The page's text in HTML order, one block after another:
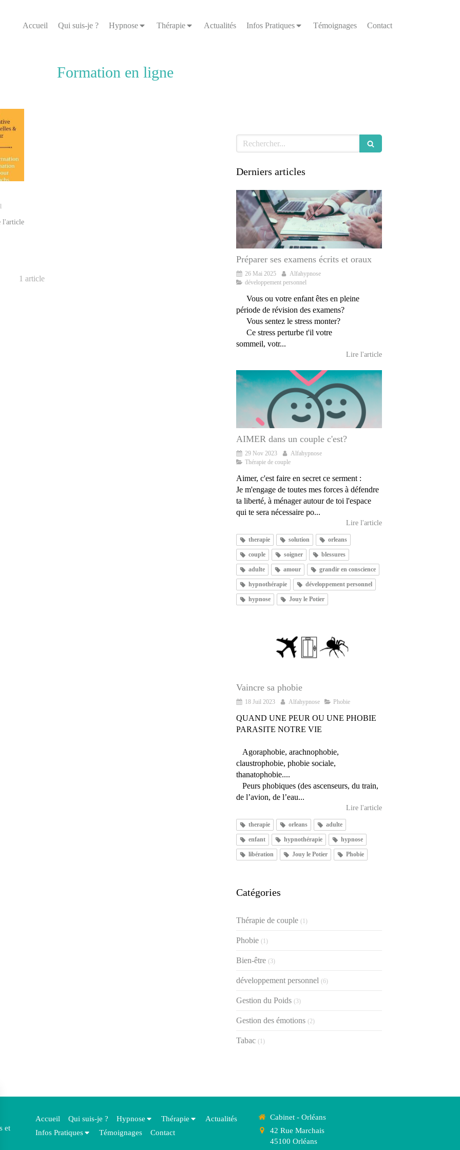
Accueil Qui suis-je ? Hypnose Thérapie Actualités Infos Pratiques Témoignages Contact
Formation en ligne
l'article
1 article
Rechercher
Derniers articles
Préparer ses examens écrits et oraux
26 Mai 2025
Alfahypnose
développement personnel
Vous ou votre enfant êtes en pleine
période de révision des examens?
Vous sentez le stress monter?
Ce stress perturbe t'il votre
sommeil, votr...
Lire l'article
AIMER dans un couple c'est?
29 Nov 2023
Alfahypnose
Thérapie de couple
Aimer, c'est faire en secret ce serment :
Je m'engage de toutes mes forces à défendre
ta liberté, à ménager autour de toi l'espace
qui te sera nécessaire po...
Lire l'article
therapie solution orleans
couple soigner blessures
adulte amour grandir en conscience
hypnothérapie développement personnel
hypnose Jouy le Potier
Vaincre sa phobie
18 Juil 2023 Alfahypnose Phobie
QUAND UNE PEUR OU UNE PHOBIE
PARASITE NOTRE VIE
Agoraphobie, arachnophobie,
claustrophobie, phobie sociale,
thanatophobie....
Peurs phobiques (des ascenseurs, du train,
de l’avion, de l’eau...
Lire l'article
therapie orleans adulte
enfant hypnothérapie hypnose
libération Jouy le Potier Phobie
Catégories
Thérapie de couple (1)
Phobie (1)
Bien-être (3)
développement personnel (6)
Gestion du Poids (3)
Gestion des émotions (2)
Tabac (1)
et
Accueil Qui suis-je ? Hypnose Thérapie
Actualités
Infos Pratiques
Témoignages Contact
Cabinet - Orléans
42 Rue Marchais
45100 Orléans